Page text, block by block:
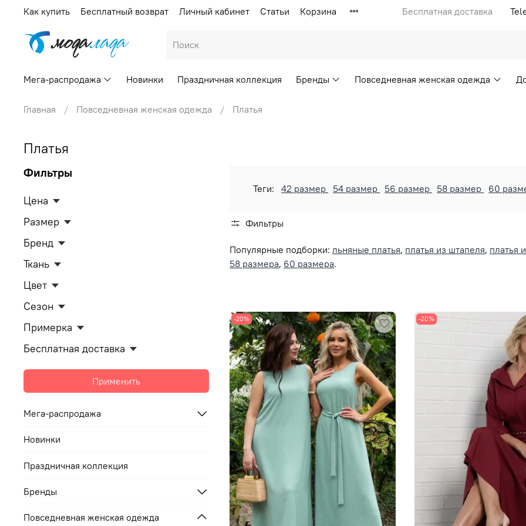
Как купить Бесплатный возврат Личный кабинет Статьи Корзина Бесплатная доставка
Мега-распродажа Новинки Праздничная коллекция Бренды Повседневная женская одежда
Главная Повседневная женская одежда Платья
Платья
Теги: 42 размер 54 размер 56 размер 58 размер 60
Фильтры
Популярные подборки:льняные платья, платья из штапеля, платья
58 размера, 60 размера.
-20% -20%
Фильтры
Цена
Размер
Бренд
Ткань
Цвет
Сезон
Примерка
Бесплатная доставка
Применить
Мега-распродажа
Новинки
Праздничная коллекция
Бренды
Повседневная женская одежда